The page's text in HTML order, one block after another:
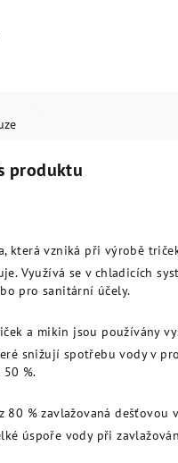
produktu
která vzniká při výrobě
Využívá se v chladicích
pro sanitární účely.
a mikin jsou používány
snižují spotřebu vody v
%.
80 % zavlažovaná dešťovou
úspoře vody při